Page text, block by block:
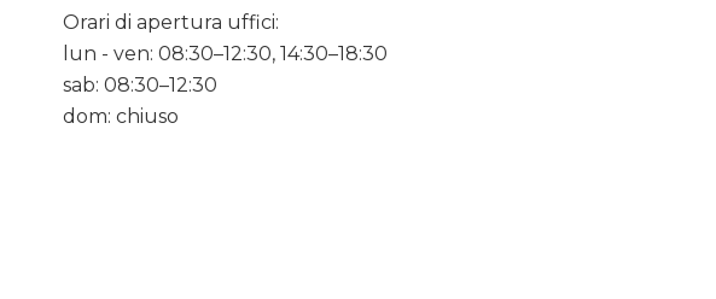
Orari di apertura uffici:
lun - ven: 08:30–12:30, 14:30–18:30
sab: 08:30–12:30
dom: chiuso